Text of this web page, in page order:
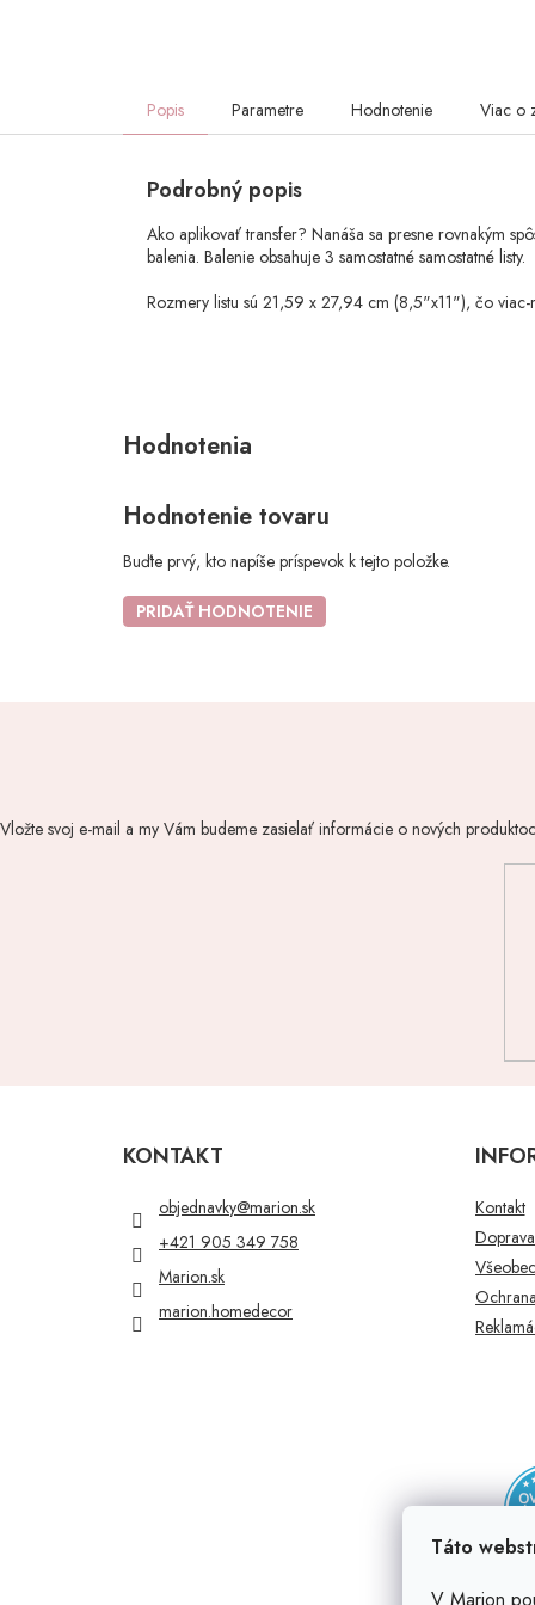
Táto
Popis Parametre Hodnotenie Viac o
Podrobný popis
Ako aplikovať transfer? Nanáša sa presne rovnakým
balenia. Balenie obsahuje 3 samostatné samostatné listy.
Rozmery listu sú 21,59 x 27,94 cm (8,5"x11"), čo
Hodnotenie tovaru
Buďte prvý, kto napíše príspevok k tejto položke.
PRIDAŤ HODNOTENIE
Vložte svoj e-mail a my Vám budeme zasielať informácie o nových
KONTAKT
objednavky@marion.sk
+421 905 349 758
Marion.sk
marion.homedecor
Kontakt